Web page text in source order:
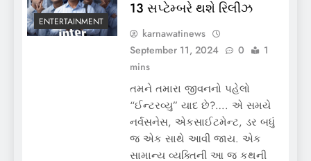
ENTERTAINMENT
13 સપ્ટેમ્બરે થશે રિલીઝ
karnawatinews
September 11, 2024
0
1
mins
તમને તમારા જીવનનો પહેલો
“ઈન્ટરવ્યુ” યાદ છે?…. એ સમયે
નર્વસનેસ, એકસાઈટમેન્ટ, ડર બધું
જ એક સાથે આવી જાય. એક
સામાન્ય વ્યક્તિની આ જ કથની